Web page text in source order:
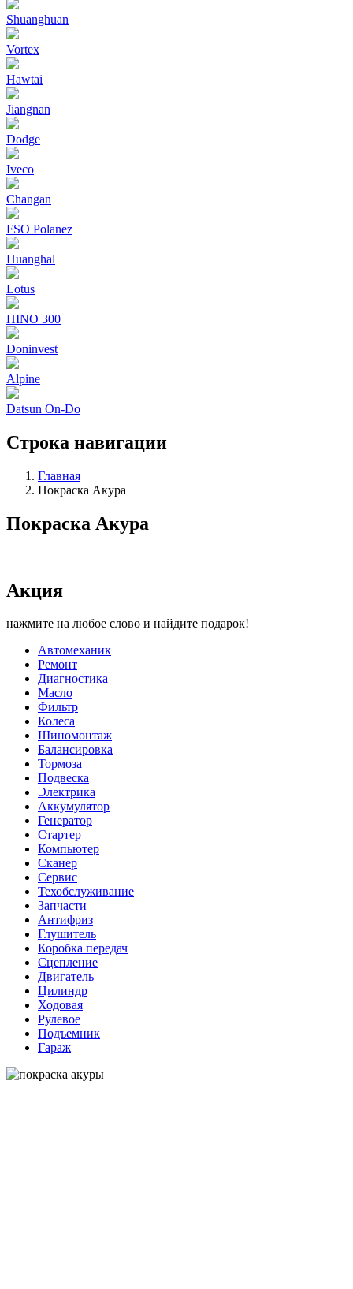
Shuanghuan
Vortex
Hawtai
Jiangnan
Dodge
Iveco
Changan
FSO Polanez
Huanghal
Lotus
HINO 300
Doninvest
Alpine
Datsun On-Do
Строка навигации
Главная
Покраска Акура
Покраска Акура
Акция
нажмите на любое слово и найдите подарок!
Автомеханик
Ремонт
Диагностика
Масло
Фильтр
Колеса
Шиномонтаж
Балансировка
Тормоза
Подвеска
Электрика
Аккумулятор
Генератор
Стартер
Компьютер
Сканер
Сервис
Техобслуживание
Запчасти
Антифриз
Глушитель
Коробка передач
Сцепление
Двигатель
Цилиндр
Ходовая
Рулевое
Подъемник
Гараж